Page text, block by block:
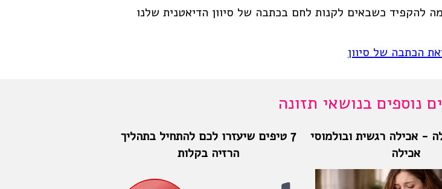
להקפיד כשבאים לקנות לחם בכתבה של סיוון הדיאטנית שלנו
הכתבה של סיוון
נוספים בנושאי תזונה
- אכילה רגשית ובולמוסי
אכילה
7 טיפים שיעזרו לכם להתחיל בתהליך
הרזיה בקלות